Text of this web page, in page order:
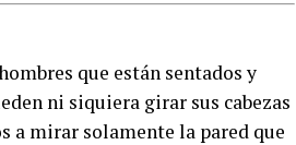
que están sentados y
ni siquiera girar sus cabezas
a mirar solamente la pared que